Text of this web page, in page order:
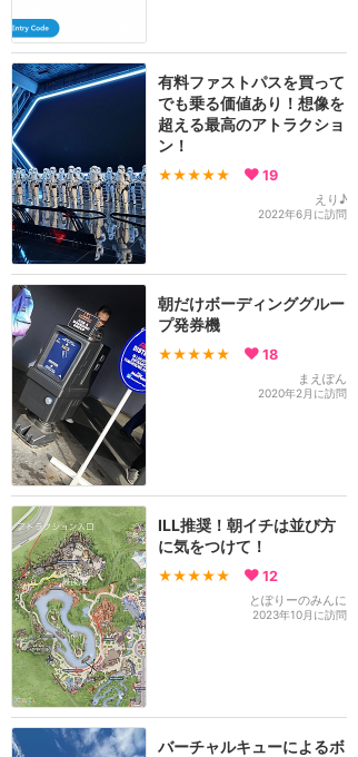
有料ファストパスを買って
でも乗る価値あり！想像を
超える最高のアトラクショ
ン！
★★★★★ 19
えり♪
2022年6月に訪問
朝だけボーディンググルー
プ発券機
★★★★★ 18
まえぽん
2020年2月に訪問
ILL推奨！朝イチは並び方
に気をつけて！
★★★★★ 12
とぽりーのみんに
2023年10月に訪問
バーチャルキューによるボ